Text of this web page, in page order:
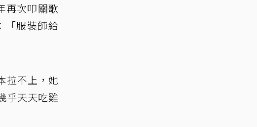
再次叩關歌
「服裝師給
拉不上，她
乎天天吃雞